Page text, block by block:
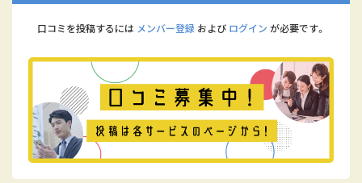
口コミを投稿するには メンバー登録および ログイン が必要です。